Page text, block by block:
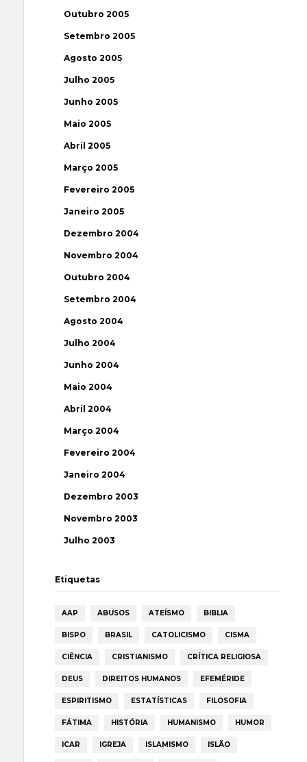
Outubro 2005
Setembro 2005
Agosto 2005
Julho 2005
Junho 2005
Maio 2005
Abril 2005
Março 2005
Fevereiro 2005
Janeiro 2005
Dezembro 2004
Novembro 2004
Outubro 2004
Setembro 2004
Agosto 2004
Julho 2004
Junho 2004
Maio 2004
Abril 2004
Março 2004
Fevereiro 2004
Janeiro 2004
Dezembro 2003
Novembro 2003
Julho 2003
Etiquetas
AAP ABUSOS ATEÍSMO BIBLIA
BISPO BRASIL CATOLICISMO CISMA
CIÊNCIA CRISTIANISMO CRÍTICA RELIGIOSA
DEUS DIREITOS HUMANOS EFEMÉRIDE
ESPIRITISMO ESTATÍSTICAS FILOSOFIA
FÁTIMA HISTÓRIA HUMANISMO HUMOR
ICAR IGREJA ISLAMISMO ISLÃO